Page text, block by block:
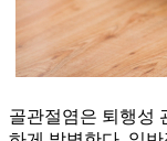
골관절염은 퇴행성